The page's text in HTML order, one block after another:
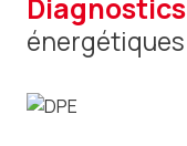
diagnostics
énergétiques